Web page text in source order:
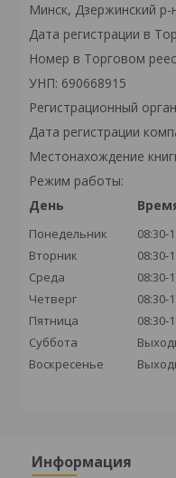
Минск, Дзержинский
Дата регистрации в
Номер в Торговом
УНП: 690668915
Регистрационный
Дата регистрации
Местонахождение
Режим работы:
День
Понедельник
08:30-
Вторник
08:30-
Среда
08:30-
Четверг
08:30-
Пятница
08:30-
Суббота
Воскресенье
Информация